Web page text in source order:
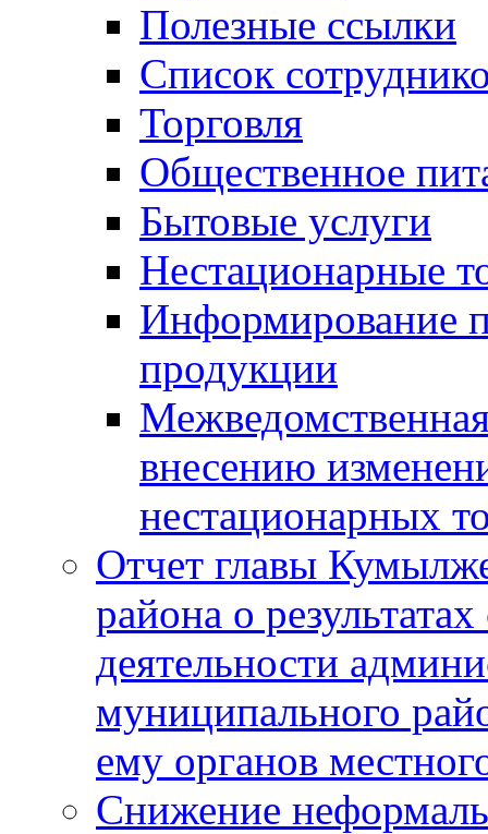
Полезные ссылки
Список
Торговля
Общественное
Бытовые услуги
Нестационарные
Информирование
продукции
внесению
нестационарных
Отчет главы
района о
деятельности
муниципального
ему органов
Снижение